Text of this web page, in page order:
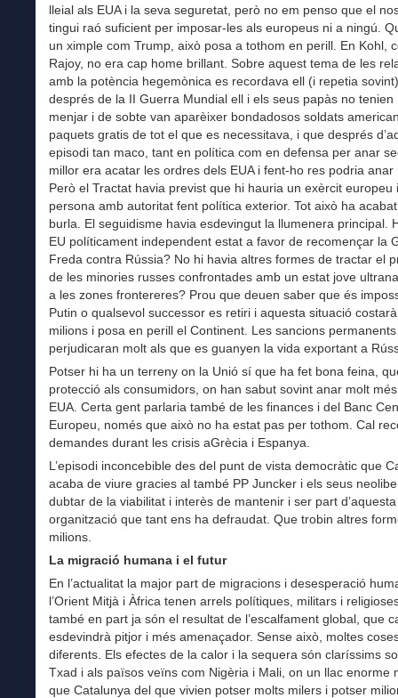
lleial als EUA i la seva seguretat, però no em penso que el
tingui raó suficient per imposar-les als europeus ni a ningú.
un ximple com Trump, això posa a tothom en perill. En Kohl,
Rajoy, no era cap home brillant. Sobre aquest tema de les
amb la potència hegemònica es recordava ell (i repetia
després de la II Guerra Mundial ell i els seus papàs no tenien
menjar i de sobte van aparèixer bondadosos soldats
paquets gratis de tot el que es necessitava, i que després
episodi tan maco, tant en política com en defensa per anar
millor era acatar les ordres dels EUA i fent-ho res podria anar
Però el Tractat havia previst que hi hauria un exèrcit europeu
persona amb autoritat fent política exterior. Tot això ha
burla. El seguidisme havia esdevingut la llumenera principal.
EU políticament independent estat a favor de recomençar la
Freda contra Rússia? No hi havia altres formes de tractar el
de les minories russes confrontades amb un estat jove
a les zones frontereres? Prou que deuen saber que és
Putin o qualsevol successor es retiri i aquesta situació
milions i posa en perill el Continent. Les sancions permanents
perjudicaran molt als que es guanyen la vida exportant a
Potser hi ha un terreny on la Unió sí que ha fet bona feina,
protecció als consumidors, on han sabut sovint anar molt
EUA. Certa gent parlaria també de les finances i del Banc
Europeu, només que això no ha estat pas per tothom. Cal
demandes durant les crisis aGrècia i Espanya.
L’episodi inconcebible des del punt de vista democràtic que
acaba de viure gracies al també PP Juncker i els seus
dubtar de la viabilitat i interès de mantenir i ser part d’aquesta
organització que tant ens ha defraudat. Que trobin altres
milions.
La migració humana i el futur
En l’actualitat la major part de migracions i desesperació
l’Orient Mitjà i Àfrica tenen arrels polítiques, militars i
també en part ja són el resultat de l’escalfament global, que
esdevindrà pitjor i més amenaçador. Sense això, moltes
diferents. Els efectes de la calor i la sequera són claríssims
Txad i als països veïns com Nigèria i Mali, on un llac enorme
que Catalunya del que vivien potser molts milers i potser